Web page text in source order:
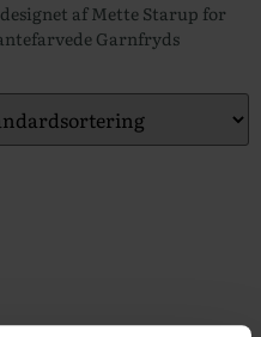
af Mette Starup for
Garnfryds